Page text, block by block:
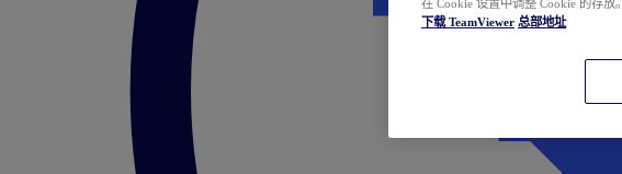
在 Cookie 设置中调整 Cookie 的存放。
下载 TeamViewer 总部地址